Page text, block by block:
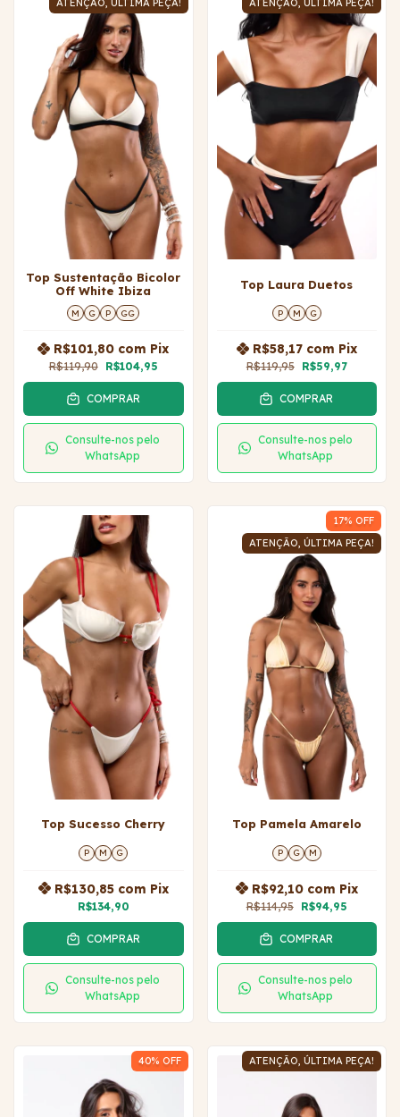
ATENÇÃO, ÚLTIMA PEÇA!
Top Sustentação Bicolor
Off White Ibiza
M G P GG
R$119,90 R$104,95
R$101,80 com Pix
COMPRAR
Consulte-nos pelo
WhatsApp
ATENÇÃO, ÚLTIMA PEÇA!
Top Laura Duetos
P M G
R$119,95 R$59,97
R$58,17 com Pix
COMPRAR
Consulte-nos pelo
WhatsApp
Top Sucesso Cherry
P M G
R$134,90
R$130,85 com Pix
COMPRAR
Consulte-nos pelo
WhatsApp
17% OFF
ATENÇÃO, ÚLTIMA PEÇA!
Top Pamela Amarelo
P G M
R$114,95 R$94,95
R$92,10 com Pix
COMPRAR
Consulte-nos pelo
WhatsApp
40% OFF ATENÇÃO, ÚLTIMA PEÇA!